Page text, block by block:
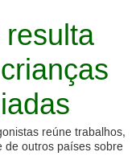
reúne trabalhos,
de outros países sobre